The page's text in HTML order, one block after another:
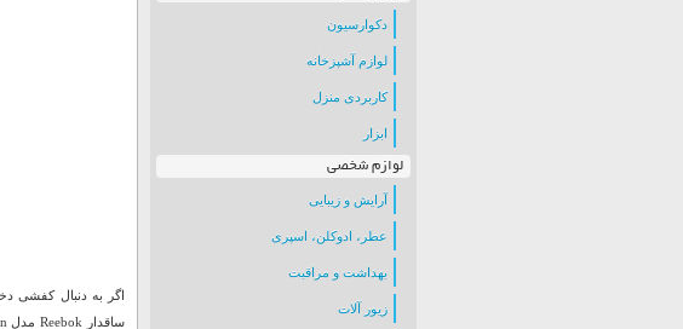
دکوارسیون
لوازم آشپزخانه
کاربردی منزل
ابزار
لوازم شخصی
آرایش و زیبایی
عطر، ادوکلن، اسپری
بهداشت و مراقبت
زیور آلات
اگر به دنبال کفشی